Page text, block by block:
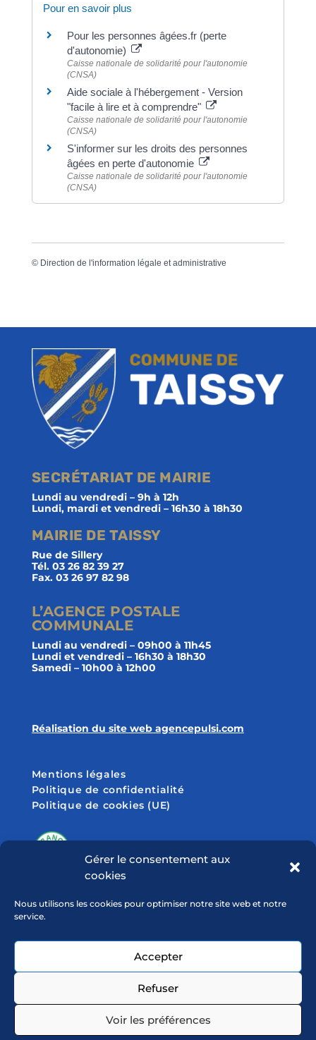
Gérer le consentement aux
cookies
Nous utilisons les cookies pour optimiser notre site web et notre
service.
Accepter
Refuser
Voir les préférences
Pour en savoir plus
Pour les personnes âgées.fr (perte
d'autonomie)
Caisse nationale de solidarité pour l'autonomie
(CNSA)
Aide sociale à l'hébergement - Version
"facile à lire et à comprendre"
Caisse nationale de solidarité pour l'autonomie
(CNSA)
S'informer sur les droits des personnes
âgées en perte d'autonomie
Caisse nationale de solidarité pour l'autonomie
(CNSA)
© Direction de l'information légale et administrative
SECRÉTARIAT DE MAIRIE
Lundi au vendredi – 9h à 12h
Lundi, mardi et vendredi – 16h30 à 18h30
MAIRIE DE TAISSY
Rue de Sillery
Tél. 03 26 82 39 27
Fax. 03 26 97 82 98
L’AGENCE POSTALE
COMMUNALE
Lundi au vendredi – 09h00 à 11h45
Lundi et vendredi – 16h30 à 18h30
Samedi – 10h00 à 12h00
Réalisation du site web agencepulsi.com
Mentions légales
Politique de confidentialité
Politique de cookies (UE)
SUIVEZ-NOUS SUR